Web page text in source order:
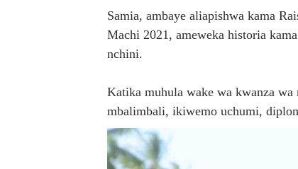
TEKNOLOJIA YA
Samia, ambaye aliapishwa kama
Machi 2021, ameweka historia
nchini.
Katika muhula wake wa kwanza
mbalimbali, ikiwemo uchumi,